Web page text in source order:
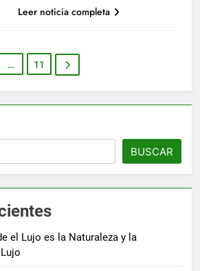
Leer noticia completa
… 11
BUSCAR
el Lujo es la Naturaleza y la